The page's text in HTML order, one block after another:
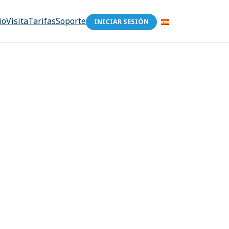
VisitaTarifasSoporte INICIAR SESIÓN